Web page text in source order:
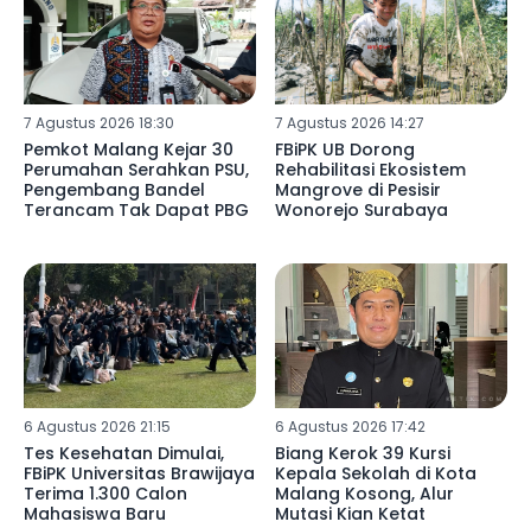
7 Agustus 2026 18:30
Pemkot Malang Kejar 30
Perumahan Serahkan PSU,
Pengembang Bandel
Terancam Tak Dapat PBG
7 Agustus 2026 14:27
FBiPK UB Dorong
Rehabilitasi Ekosistem
Mangrove di Pesisir
Wonorejo Surabaya
6 Agustus 2026 21:15
Tes Kesehatan Dimulai,
FBiPK Universitas Brawijaya
Terima 1.300 Calon
Mahasiswa Baru
6 Agustus 2026 17:42
Biang Kerok 39 Kursi
Kepala Sekolah di Kota
Malang Kosong, Alur
Mutasi Kian Ketat